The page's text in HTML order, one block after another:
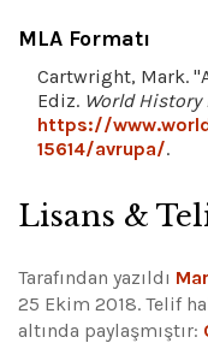
MLA Formatı
Cartwright, Mark.
Ediz. World History
https://
15614/avrupa/.
Lisans &
Tarafından yazıldı
25 Ekim 2018. Telif
altında paylaşmıştır: